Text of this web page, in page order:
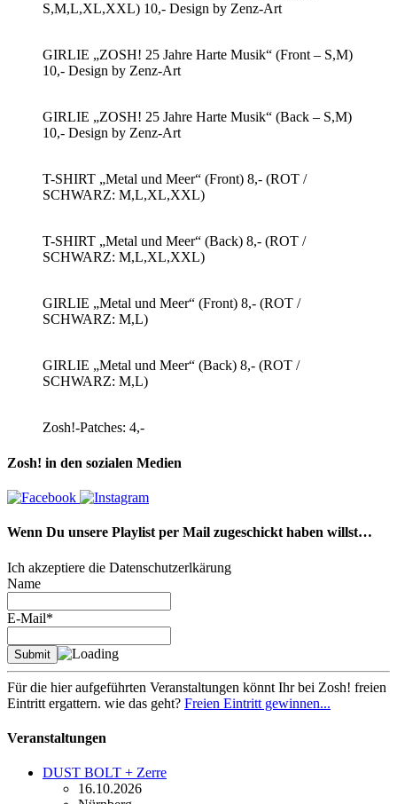
S,M,L,XL,XXL) 10,- Design by Zenz-Art
GIRLIE „ZOSH! 25 Jahre Harte Musik“ (Front – S,M)
10,- Design by Zenz-Art
GIRLIE „ZOSH! 25 Jahre Harte Musik“ (Back – S,M)
10,- Design by Zenz-Art
T-SHIRT „Metal und Meer“ (Front) 8,- (ROT /
SCHWARZ: M,L,XL,XXL)
T-SHIRT „Metal und Meer“ (Back) 8,- (ROT /
SCHWARZ: M,L,XL,XXL)
GIRLIE „Metal und Meer“ (Front) 8,- (ROT /
SCHWARZ: M,L)
GIRLIE „Metal und Meer“ (Back) 8,- (ROT /
SCHWARZ: M,L)
Zosh!-Patches: 4,-
Zosh! in den sozialen Medien
Wenn Du unsere Playlist per Mail zugeschickt haben willst…
Ich akzeptiere die Datenschutzerlkärung
Name
E-Mail*
Für die hier aufgeführten Veranstaltungen könnt Ihr bei Zosh! freien
Eintritt ergattern. wie das geht? Freien Eintritt gewinnen...
Veranstaltungen
DUST BOLT + Zerre
16.10.2026